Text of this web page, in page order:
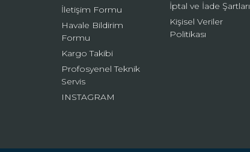
İletişim Formu
Havale Bildirim
Formu
Kargo Takibi
Profosyenel Teknik
Servis
INSTAGRAM
İptal ve İade Şartları
Kişisel Veriler
Politikası